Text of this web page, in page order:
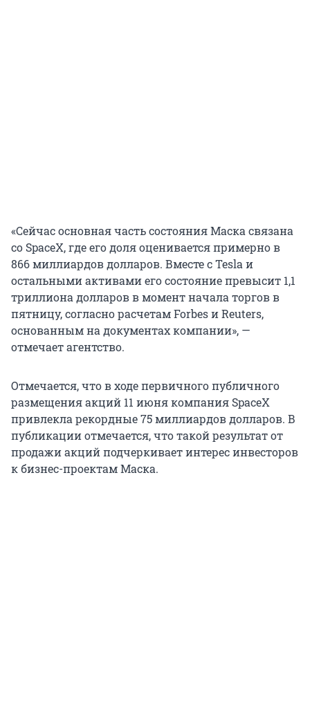
«Сейчас основная часть состояния Маска связана
со SpaceX, где его доля оценивается примерно в
866 миллиардов долларов. Вместе с Tesla и
остальными активами его состояние превысит 1,1
триллиона долларов в момент начала торгов в
пятницу, согласно расчетам Forbes и Reuters,
основанным на документах компании», —
отмечает агентство.
Отмечается, что в ходе первичного публичного
размещения акций 11 июня компания SpaceX
привлекла рекордные 75 миллиардов долларов. В
публикации отмечается, что такой результат от
продажи акций подчеркивает интерес инвесторов
к бизнес-проектам Маска.